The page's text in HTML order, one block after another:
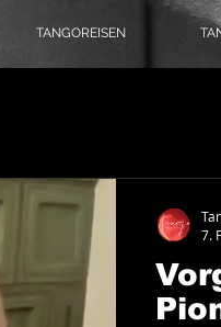
TANGOREISEN
Coronatango
7.